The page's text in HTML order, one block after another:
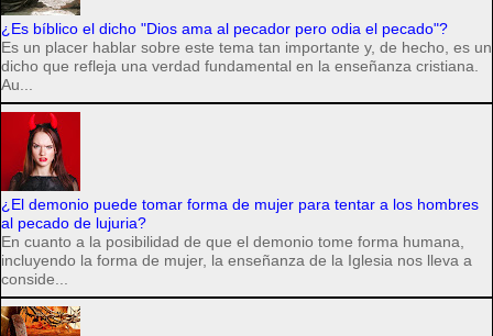
¿Es bíblico el dicho "Dios ama al pecador pero odia el pecado"?
Es un placer hablar sobre este tema tan importante y, de hecho, es un
dicho que refleja una verdad fundamental en la enseñanza cristiana.
Au...
¿El demonio puede tomar forma de mujer para tentar a los hombres
al pecado de lujuria?
En cuanto a la posibilidad de que el demonio tome forma humana,
incluyendo la forma de mujer, la enseñanza de la Iglesia nos lleva a
conside...